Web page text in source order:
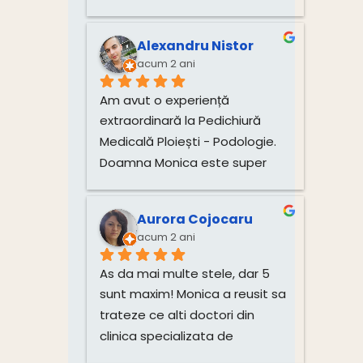
integralitate crescuta unghia
mare de la picior, fapt ce ma
bucur nespus de mult!
Recomand cu încredere!
Alexandru Nistor
acum 2 ani
Am avut o experiență
extraordinară la Pedichiură
Medicală Ploiești - Podologie.
Doamna Monica este super
fiecare pas al tratamentului.
Una dintre unghiile mele care
avea probleme grave, și-a
revenit complet în mai puțin de
două luni, ceea ce este
impresionant. Cealaltă unghie
este mai dificil de recuperat
Aurora Cojocaru
acum 2 ani
As da mai multe stele, dar 5
sunt maxim! Monica a reusit sa
trateze ce alti doctori din
clinica specializata de